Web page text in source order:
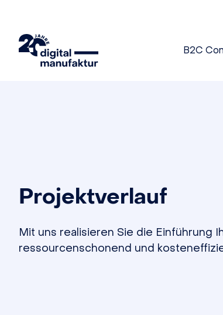
B2C
Projektverlauf
Mit uns realisieren Sie die Einführung
ressourcenschonend und